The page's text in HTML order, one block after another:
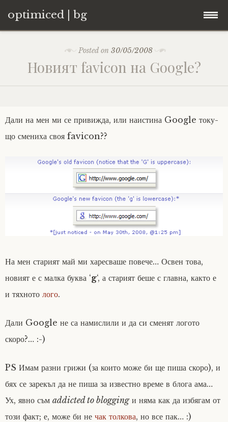
optimiced | bg
content
Хостинг
Posted on30/05/2008
Новият favicon на Google?
Дали на мен ми се привижда, или наистина Google току-
що смениха своя favicon??
На мен старият май ми харесваше повече… Освен това,
новият е с малка буква ‘g‘, а старият беше с главна, както е
и тяхното лого.
Дали Google не са намислили и да си сменят логото
скоро?… :-)
PS Имам разни грижи (за които може би ще пиша скоро), и
бях се зарекъл да не пиша за известно време в блога ама…
Ух, явно съм addicted to bloggingи няма как да избягам от
този факт; е, може би не чак толкова, но все пак… :)